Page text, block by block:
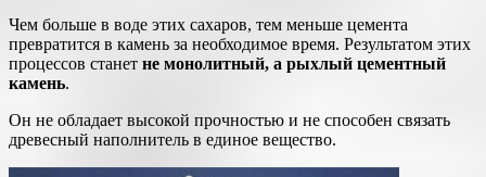
Чем больше в воде этих сахаров, тем меньше цемента
превратится в камень за необходимое время. Результатом этих
процессов станет не монолитный, а рыхлый цементный
камень.
Он не обладает высокой прочностью и не способен связать
древесный наполнитель в единое вещество.